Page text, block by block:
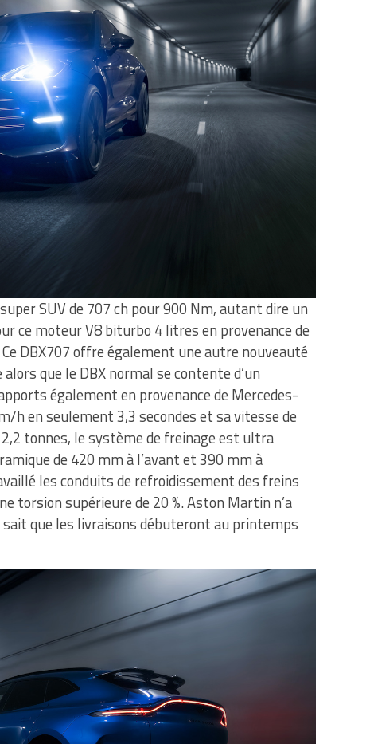
SUV de 707 ch pour 900 Nm, autant dire un
ce moteur V8 biturbo 4 litres en provenance de
DBX707 offre également une autre nouveauté
que le DBX normal se contente d’un
également en provenance de Mercedes-
h en seulement 3,3 secondes et sa vitesse de
tonnes, le système de freinage est ultra
de 420 mm à l’avant et 390 mm à
les conduits de refroidissement des freins
torsion supérieure de 20 %. Aston Martin n’a
sait que les livraisons débuteront au printemps